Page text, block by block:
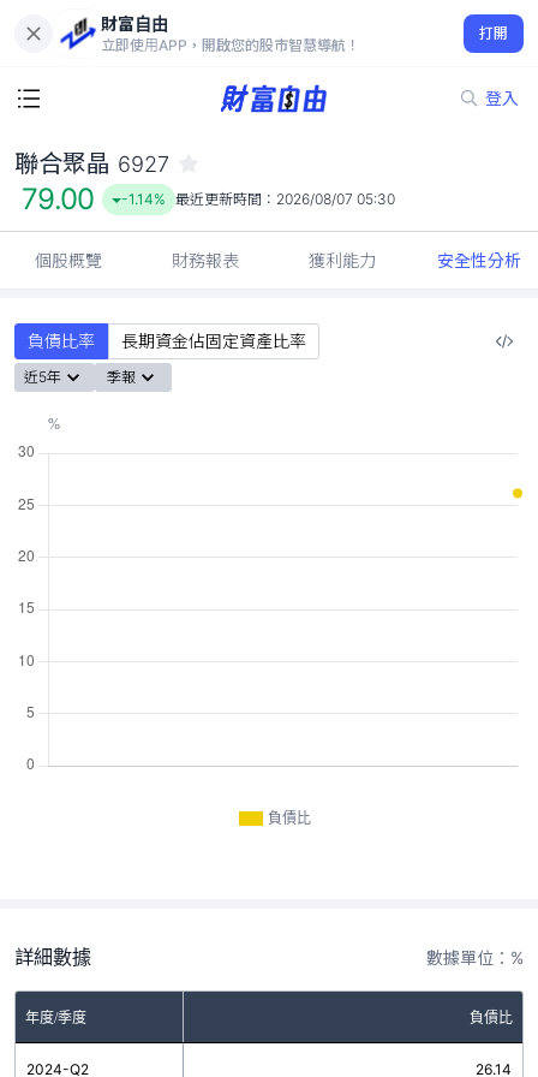
財富自由
立即使用APP，開啟您的股市智慧導航！
打開
登入
79.00
-1.14%
聯合聚晶 6927
79.00 -1.14% 最近更新時間： 2026/08/07 05:30
個股概覽 財務報表 獲利能力 安全性分析
負債比率 長期資金佔固定資產比率
近5年 季報
負債比
詳細數據 數據單位：%
年度/季度 負債比
2024-Q2 26.14